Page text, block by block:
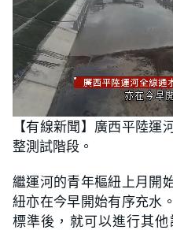
n
m
t
e
L
o
a
d
7
.
3
7
%
【有線新聞】廣西平陸運
整測試階段。
繼運河的青年樞紐上月開
紐亦在今早開始有序充水
標準後，就可以進行其